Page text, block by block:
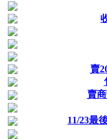
賣
賣
11/23最